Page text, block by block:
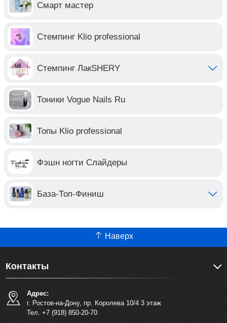
Смарт мастер
Стемпинг Klio professional
Стемпинг ЛакSHERY
Тоники Vogue Nails Ru
Топы Klio professional
Фэшн ногти Слайдеры
База-Топ-Финиш
Наверх
Контакты
Адрес:
г. Ростов-на-Дону, пр. Королева 10/4 3 этаж
Тел. +7 (918) 850-20-70